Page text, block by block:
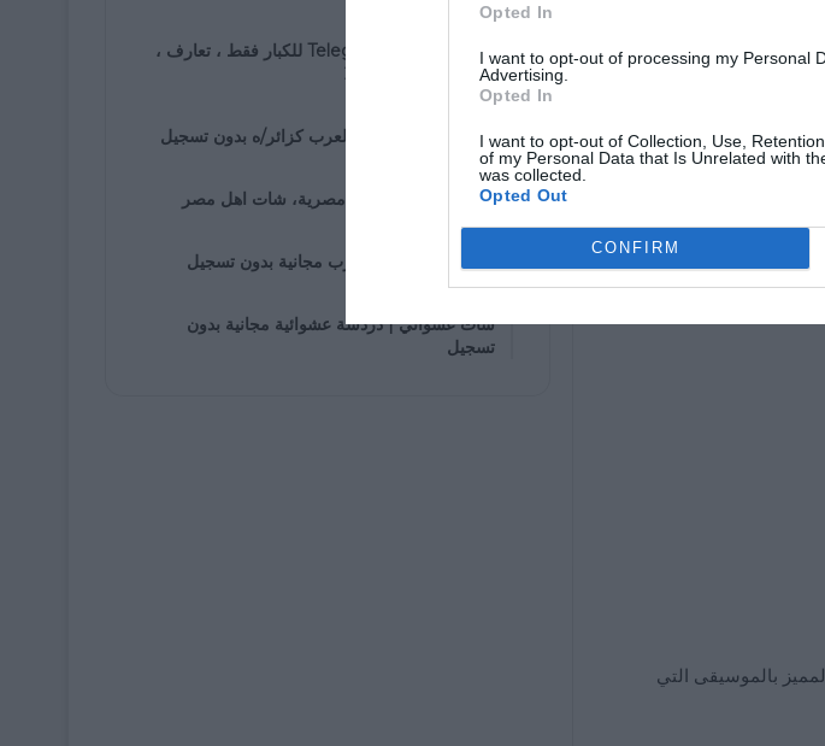
Opted In
I want to opt-out of processing my Personal
Advertising.
Opted In
I want to opt-out of Collection, Use,
of my Personal Data that Is Unrelated with
was collected.
Opted Out
CONFIRM
هو ببساطة الوصول إلى
وفي بعض الأحيان يكون
خطوة بخطوة
بالموسيقى التي
07/30/2021
روابط مجموعة Telegram للكبار فقط ، تعارف ،
زواج ، دردشة ، 2025
دخول إلى شات اهل العرب كزائر/ه بدون تسجيل
01/25/2020
شات مصرى، دردشة مصرية، شات اهل مصر
غرف دردشة اهل العرب مجانية بدون تسجيل
شات عشوائي | دردشة عشوائية مجانية بدون
تسجيل